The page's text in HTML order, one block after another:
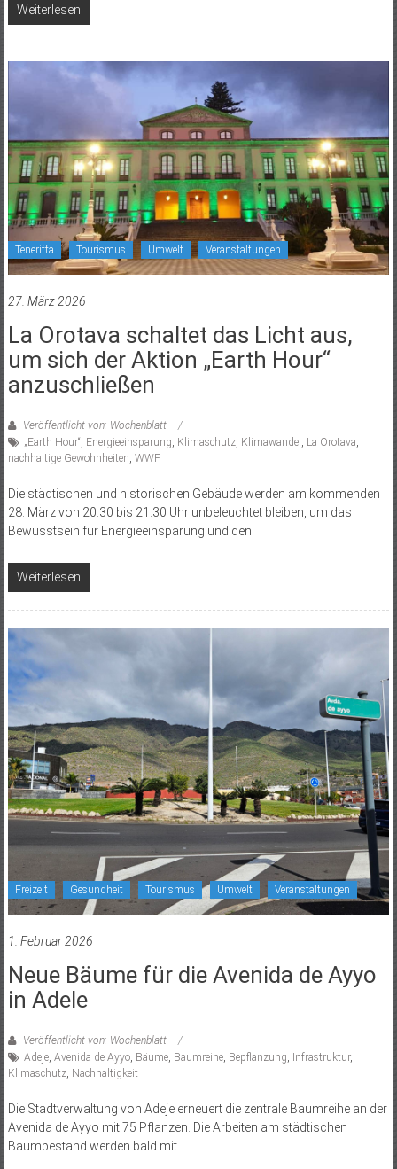
Weiterlesen
Teneriffa Tourismus Umwelt Veranstaltungen
27. März 2026
La Orotava schaltet das Licht aus,
um sich der Aktion „Earth Hour“
anzuschließen
Veröffentlicht von: Wochenblatt
„Earth Hour“, Energieeinsparung, Klimaschutz, Klimawandel , La Orotava,
nachhaltige Gewohnheiten, WWF
Die städtischen und historischen Gebäude werden am kommenden
28. März von 20:30 bis 21:30 Uhr unbeleuchtet bleiben, um das
Bewusstsein für Energieeinsparung und den
Weiterlesen
Freizeit Gesundheit Tourismus Umwelt Veranstaltungen
1. Februar 2026
Neue Bäume für die Avenida de Ayyo
in Adele
Veröffentlicht von: Wochenblatt
Adeje, Avenida de Ayyo, Bäume, Baumreihe, Bepflanzung Infrastruktur,
Klimaschutz, Nachhaltigkeit
Die Stadtverwaltung von Adeje erneuert die zentrale Baumreihe an der
Avenida de Ayyo mit 75 Pflanzen. Die Arbeiten am städtischen
Baumbestand werden bald mit